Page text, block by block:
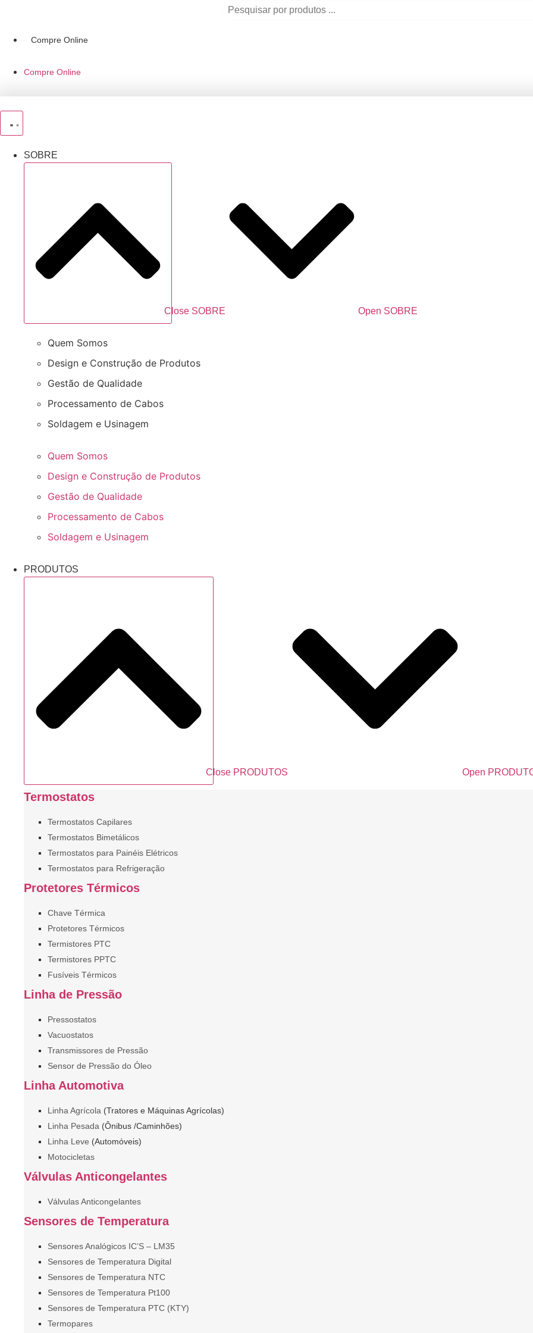
Pesquisar
produtos
Compre Online
Compre Online
SOBRE
Close SOBRE Open SOBRE
Quem Somos
Design e Construção de Produtos
Gestão de Qualidade
Processamento de Cabos
Soldagem e Usinagem
Quem Somos
Design e Construção de Produtos
Gestão de Qualidade
Processamento de Cabos
Soldagem e Usinagem
PRODUTOS
Close PRODUTOS Open
Termostatos
Termostatos Capilares
Termostatos Bimetálicos
Termostatos para Painéis Elétricos
Termostatos para Refrigeração
Protetores Térmicos
Chave Térmica
Protetores Térmicos
Termistores PTC
Termistores PPTC
Fusíveis Térmicos
Linha de Pressão
Pressostatos
Vacuostatos
Transmissores de Pressão
Sensor de Pressão do Óleo
Linha Automotiva
Linha Agrícola (Tratores e Máquinas Agrícolas)
Linha Pesada (Ônibus /Caminhões)
Linha Leve (Automóveis)
Motocicletas
Válvulas Anticongelantes
Válvulas Anticongelantes
Sensores de Temperatura
Sensores Analógicos IC’S – LM35
Sensores de Temperatura Digital
Sensores de Temperatura NTC
Sensores de Temperatura Pt100
Sensores de Temperatura PTC (KTY)
Termopares